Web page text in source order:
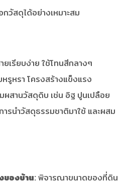
วัสดุได้อย่างเหมาะสม
ยเรียบง่าย ใช้โทนสีกลางๆ
หรูหรา โครงสร้างแข็งแรง
ผสานวัสดุดิบ เช่น อิฐ ปูนเปลือย
ารนำวัสดุธรรมชาติมาใช้ และผสม
ของบ้าน: พิจารณาขนาดของที่ดิน